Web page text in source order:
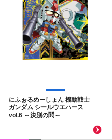
にふぉるめーしょん 機動戦士
ガンダム シールウエハース
vol.6 ～決別の鬨～